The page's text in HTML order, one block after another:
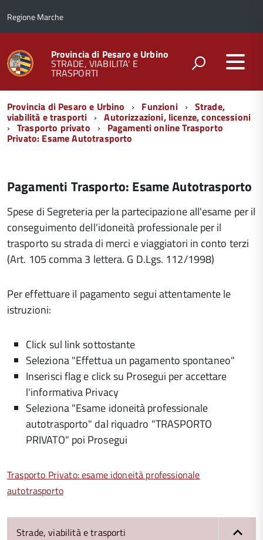
Regione Marche
Provincia di Pesaro e Urbino
STRADE, VIABILITA' E
TRASPORTI
Menu
di
navigazione
Provincia di Pesaro e Urbino Funzioni Strade,
viabilità e trasporti Autorizzazioni, licenze, concessioni
Trasporto privato Pagamenti online Trasporto
Privato: Esame Autotrasporto
Pagamenti Trasporto: Esame Autotrasporto
Spese di Segreteria per la partecipazione all'esame per il
conseguimento dell'idoneità professionale per il
trasporto su strada di merci e viaggiatori in conto terzi
(Art. 105 comma 3 lettera. G D.Lgs. 112/1998)
Per effettuare il pagamento segui attentamente le
istruzioni:
Click sul link sottostante
Seleziona "Effettua un pagamento spontaneo"
Inserisci flag e click su Prosegui per accettare
l'informativa Privacy
Seleziona "Esame idoneità professionale
autotrasporto" dal riquadro "TRASPORTO
PRIVATO" poi Prosegui
Trasporto Privato: esame idoneità professionale
autotrasporto
Strade, viabilità e trasporti